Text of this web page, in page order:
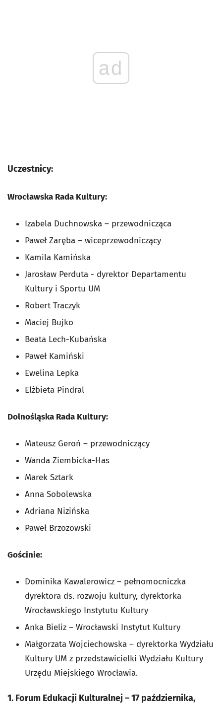
ad
Uczestnicy:
Wrocławska Rada Kultury:
Izabela Duchnowska – przewodnicząca
Paweł Zaręba – wiceprzewodniczący
Kamila Kamińska
Jarosław Perduta - dyrektor Departamentu
Kultury i Sportu UM
Robert Traczyk
Maciej Bujko
Beata Lech-Kubańska
Paweł Kamiński
Ewelina Lepka
Elżbieta Pindral
Dolnośląska Rada Kultury:
Mateusz Geroń – przewodniczący
Wanda Ziembicka-Has
Marek Sztark
Anna Sobolewska
Adriana Nizińska
Paweł Brzozowski
Gościnie:
Dominika Kawalerowicz – pełnomocniczka
dyrektora ds. rozwoju kultury, dyrektorka
Wrocławskiego Instytutu Kultury
Anka Bieliz – Wrocławski Instytut Kultury
Małgorzata Wojciechowska – dyrektorka Wydziału
Kultury UM z przedstawicielki Wydziału Kultury
Urzędu Miejskiego Wrocławia.
1. Forum Edukacji Kulturalnej – 17 października,